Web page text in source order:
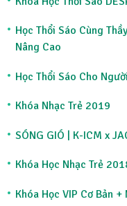
Học Thổi Sáo Cùng
Nâng Cao
Học Thổi Sáo Cho
Khóa Nhạc Trẻ 2019
SÓNG GIÓ | K-ICM x
Khóa Học Nhạc Trẻ
Khóa Học VIP Cơ Bản +